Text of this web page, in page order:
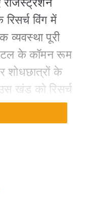
विंग में
व्यवस्था पूरी
के कॉमन रूम
शोधछात्रों के
खंड को रिसर्च
श्री
और श्री
मोहन मिश्र
और